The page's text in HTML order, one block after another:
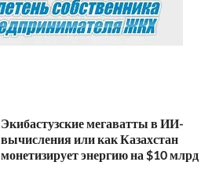
Экибастузские мегаватты в ИИ-
вычисления или как Казахстан
монетизирует энергию на $10 млрд